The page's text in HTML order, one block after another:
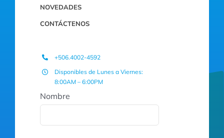
NOVEDADES
CONTÁCTENOS
+506.4002-4592
Disponibles de Lunes a Viernes:
8:00AM – 6:00PM
Nombre